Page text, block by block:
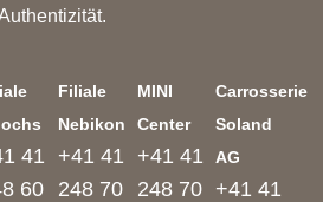
41
60
Filiale
Nebikon
+41 41
248 70
MINI
Center
+41 41
248 70
Carrosserie
Soland
AG
+41 41